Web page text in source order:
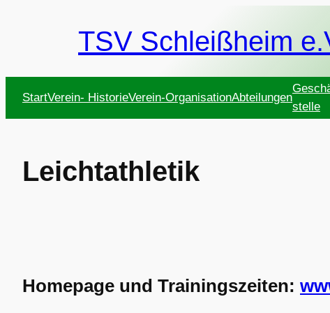
TSV Schleißheim
StartVerein- HistorieVerein-OrganisationAbteilungen
stelle
Leichtathletik
Homepage und Trainingszeiten: